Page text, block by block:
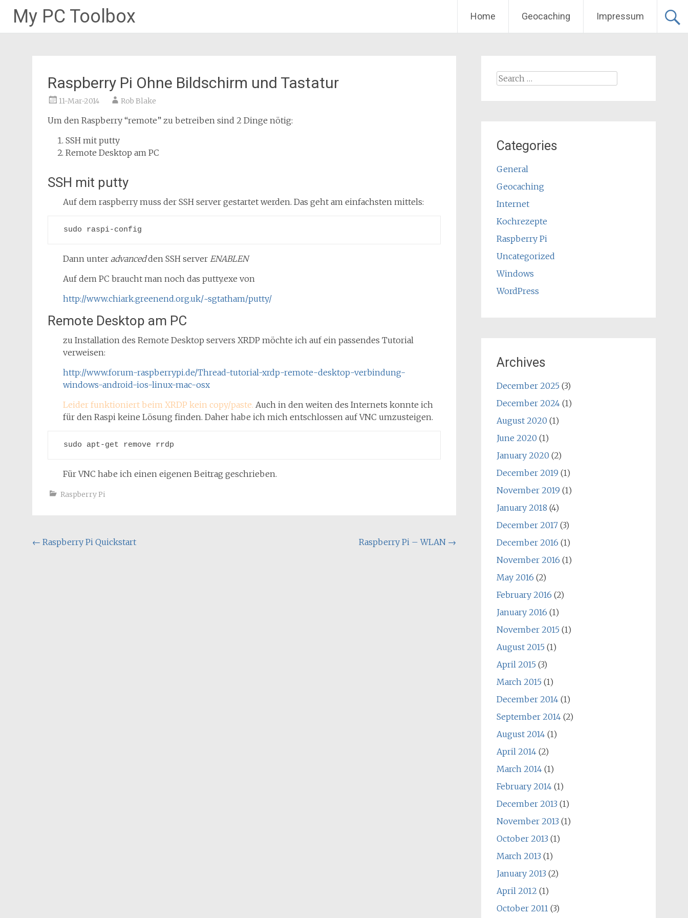
My PC Toolbox Home Geocaching Impressum
Raspberry Pi Ohne Bildschirm und Tastatur
11-Mar-2014 Rob Blake
Um den Raspberry “remote” zu betreiben sind 2 Dinge nötig:
SSH mit putty
Remote Desktop am PC
SSH mit putty
Auf dem raspberry muss der SSH server gestartet werden. Das geht am einfachsten mittels:
sudo raspi-config
Dann unter advancedden SSH server ENABLEN
Auf dem PC braucht man noch das putty.exe von
http://www.chiark.greenend.org.uk/~sgtatham/putty/
Remote Desktop am PC
zu Installation des Remote Desktop servers XRDP möchte ich auf ein passendes Tutorial
verweisen:
http://www.forum-raspberrypi.de/Thread-tutorial-xrdp-remote-desktop-verbindung-
windows-android-ios-linux-mac-osx
Leider funktioniert beim XRDP kein copy/paste. Auch in den weiten des Internets konnte ich
für den Raspi keine Lösung finden. Daher habe ich mich entschlossen auf VNC umzusteigen.
sudo apt-get remove rrdp
Für VNC habe ich einen eigenen Beitrag geschrieben.
Raspberry Pi
Post
← Raspberry Pi Quickstart Raspberry Pi – WLAN →
Search
Categories
General
Geocaching
Internet
Kochrezepte
Raspberry Pi
Uncategorized
Windows
WordPress
Archives
December 2025 (3)
December 2024(1)
August 2020 (1)
June 2020 (1)
January 2020 (2)
December 2019 (1)
November 2019 (1)
January 2018 (4)
December 2017(3)
December 2016 (1)
November 2016 (1)
May 2016 (2)
February 2016 (2)
January 2016 (1)
November 2015 (1)
August 2015 (1)
April 2015 (3)
March 2015 (1)
December 2014(1)
September 2014(2)
August 2014(1)
April 2014(2)
March 2014(1)
February 2014(1)
December 2013 (1)
November 2013 (1)
October 2013 (1)
March 2013 (1)
January 2013 (2)
April 2012 (1)
October 2011(3)